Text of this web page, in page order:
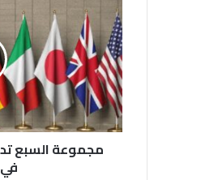
ج
م
و
ع
ة
ا
ل
س
مجموعة السبع